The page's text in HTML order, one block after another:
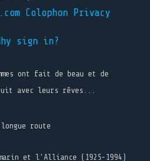
Colophon Privacy
sign in?
ont fait de beau et de
avec leurs rêves...
route
et l’Alliance (1925-1994)